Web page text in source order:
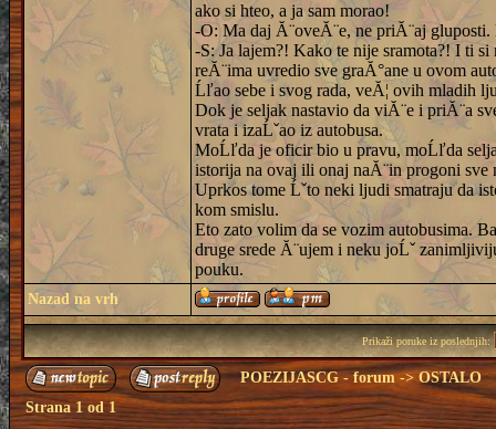
ako si hteo, a ja sam morao!
-O: Ma daj Ă¨oveĂ¨e, ne priĂ¨aj
-S: Ja lajem?! Kako te nije sramota?! I ti
reĂ¨ima uvredio sve graĂ°ane u ovom
Ĺľao sebe i svog rada, veĂ¦ ovih mladih
Dok je seljak nastavio da viĂ¨e i priĂ¨a
vrata i izaĹˇao iz autobusa.
MoĹľda je oficir bio u pravu, moĹľda
istorija na ovaj ili onaj naĂ¨in progoni sve
Uprkos tome Ĺˇto neki ljudi smatraju da
kom smislu.
Eto zato volim da se vozim autobusima.
druge srede Ă¨ujem i neku joĹˇ
pouku.
Nazad na vrh
Prikaži poruke iz poslednjih:
POEZIJASCG - forum->OSTALO
Strana 1od1